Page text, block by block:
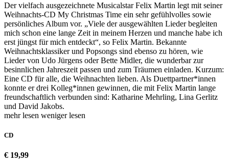
Der vielfach ausgezeichnete Musicalstar Felix Martin legt mit seiner
Weihnachts-CD My Christmas Time ein sehr gefühlvolles sowie
persönliches Album vor. „Viele der ausgewählten Lieder begleiten
mich schon eine lange Zeit in meinem Herzen und manche habe ich
erst jüngst für mich entdeckt“, so Felix Martin. Bekannte
Weihnachtsklassiker und Popsongs sind ebenso zu hören, wie
Lieder von Udo Jürgens oder Bette Midler, die wunderbar zur
besinnlichen Jahreszeit passen und zum Träumen einladen. Kurzum:
Eine CD für alle, die Weihnachten lieben. Als Duettpartner*innen
konnte er drei Kolleg*innen gewinnen, die mit Felix Martin lange
freundschaftlich verbunden sind: Katharine Mehrling, Lina Gerlitz
und David Jakobs.
mehr lesen weniger lesen
CD
€ 19,99